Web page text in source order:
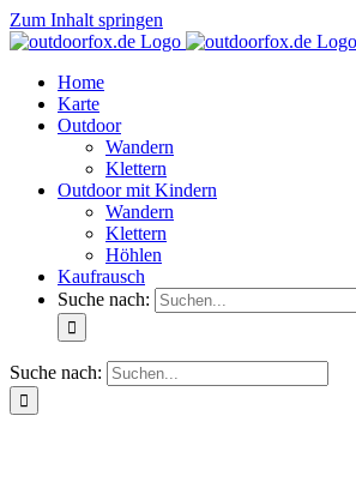
Zum Inhalt springen
Home
Karte
Outdoor
Wandern
Klettern
Outdoor mit Kindern
Wandern
Klettern
Höhlen
Kaufrausch
Suche nach:
Suche nach: